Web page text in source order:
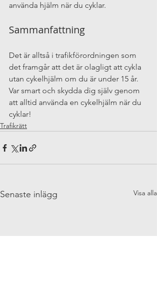
använda hjälm när du cyklar.
Sammanfattning
Det är alltså i trafikförordningen som
det framgår att det är olagligt att cykla
utan cykelhjälm om du är under 15 år.
Var smart och skydda dig själv genom
att alltid använda en cykelhjälm när du
cyklar!
Trafikrätt
Senaste inlägg Visa alla